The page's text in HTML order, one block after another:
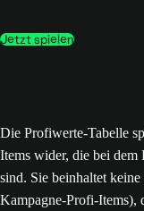
Jetzt spielen
Die Profiwerte-Tabelle
Items wider, die bei dem
sind. Sie beinhaltet
Kampagne-Profi-Items),